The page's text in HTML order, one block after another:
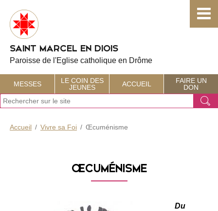
SAINT MARCEL EN DIOIS
Paroisse de l'Eglise catholique en Drôme
J
e
Ok
MESSES
LE COIN DES
JEUNES
ACCUEIL
FAIRE UN
DON
Accueil Vivre sa Foi Œcuménisme
ŒCUMÉNISME
Du